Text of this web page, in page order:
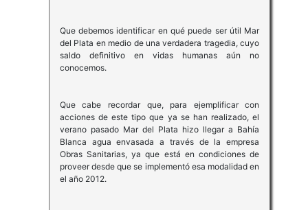
Que debemos identificar en qué puede ser útil Mar
del Plata en medio de una verdadera tragedia, cuyo
saldo definitivo en vidas humanas aún no
conocemos.
Que cabe recordar que, para ejemplificar con
acciones de este tipo que ya se han realizado, el
verano pasado Mar del Plata hizo llegar a Bahía
Blanca agua envasada a través de la empresa
Obras Sanitarias, ya que está en condiciones de
proveer desde que se implementó esa modalidad en
el año 2012.